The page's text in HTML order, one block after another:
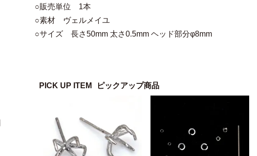
○販売単位 1本
○素材 ヴェルメイユ
○サイズ 長さ50mm 太さ0.5mm ヘッド部分φ8mm
PICK UP ITEM ピックアップ商品